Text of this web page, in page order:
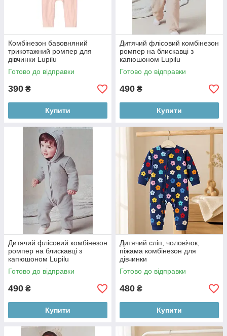
Комбінезон бавовняний
трикотажний ромпер для
дівчинки Lupilu
Готово до відправки
390 ₴
Купити
Дитячий флісовий комбінезон
ромпер на блискавці з
капюшоном Lupilu
Готово до відправки
490 ₴
Купити
Дитячий флісовий комбінезон
ромпер на блискавці з
капюшоном Lupilu
Готово до відправки
490 ₴
Купити
Дитячий сліп, чоловічок,
піжама комбінезон для
дівчинки
Готово до відправки
480 ₴
Купити